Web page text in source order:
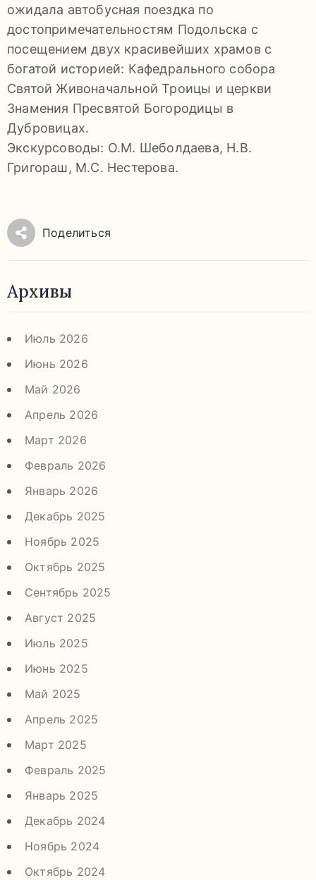
Заявление
конфиденциальности
ожидала автобусная поездка по
достопримечательностям Подольска с
посещением двух красивейших храмов с
богатой историей: Кафедрального собора
Святой Живоначальной Троицы и церкви
Знамения Пресвятой Богородицы в
Дубровицах.
Экскурсоводы: О.М. Шеболдаева, Н.В.
Григораш, М.С. Нестерова.
Поделиться
Архивы
Июль 2026
Июнь 2026
Май 2026
Апрель 2026
Март 2026
Февраль 2026
Январь 2026
Декабрь 2025
Ноябрь 2025
Октябрь 2025
Сентябрь 2025
Август 2025
Июль 2025
Июнь 2025
Май 2025
Апрель 2025
Март 2025
Февраль 2025
Январь 2025
Декабрь 2024
Ноябрь 2024
Октябрь 2024